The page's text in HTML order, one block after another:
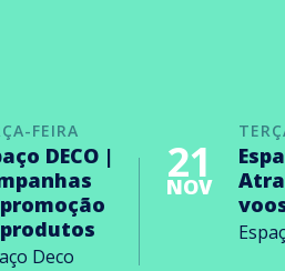
FEIRA
DECO |
Deco
21
NOV